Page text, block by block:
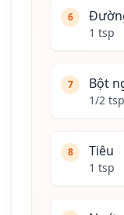
6
1 tsp
7 Bột
1/2 tsp
8 Tiêu
1 tsp